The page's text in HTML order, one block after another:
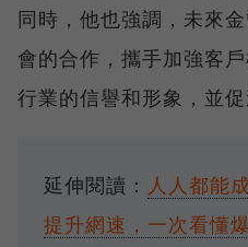
同時，他也強調，未來
會的合作，攜手加強客
行業的信譽和形象，並促
延伸閱讀： 人人都能
提升網速，一次看懂